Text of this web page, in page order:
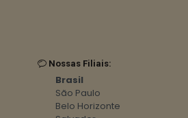
Nossas Filiais:
Brasil
São Paulo
Belo Horizonte